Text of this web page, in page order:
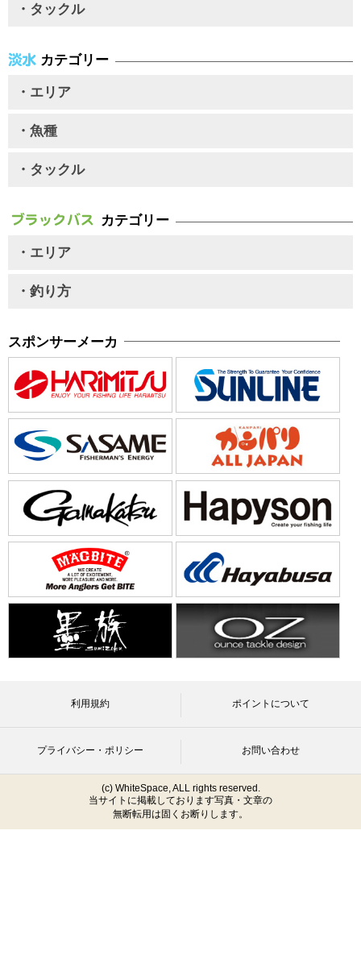
・タックル
カテゴリー
・エリア
・魚種
・タックル
カテゴリー
・エリア
・釣り方
スポンサーメーカ
利用規約 ポイントについて
プライバシー・ポリシー お問い合わせ
(c) WhiteSpace, ALL rights reserved.
当サイトに掲載しております写真・文章の
無断転用は固くお断りします。